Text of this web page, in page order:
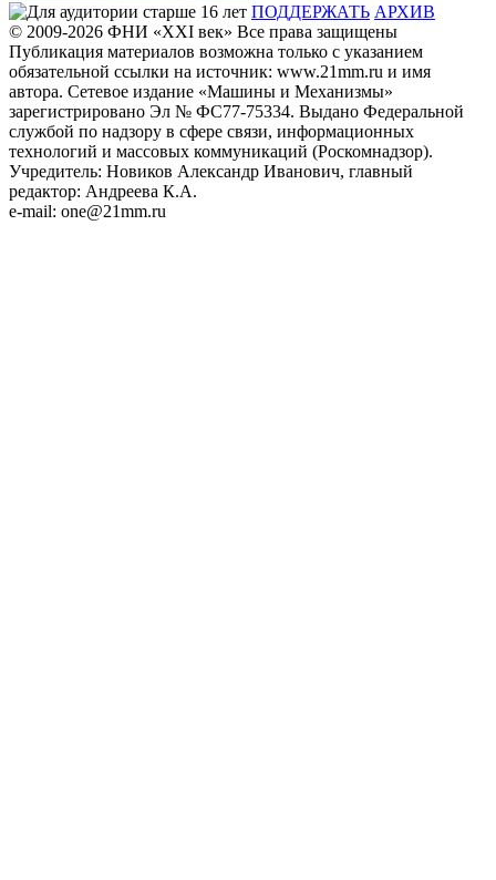
ПОДДЕРЖАТЬ АРХИВ
© 2009-2026 ФHИ «XXI век» Все права защищены
Публикация материалов возможна только с указанием
обязательной ссылки на источник: www.21mm.ru и имя
автора. Сетевое издание «Машины и Механизмы»
зарегистрировано Эл № ФС77-75334. Выдано Федеральной
службой по надзору в сфере связи, информационных
технологий и массовых коммуникаций (Роскомнадзор).
Учредитель: Новиков Александр Иванович, главный
редактор: Андреева К.А.
e-mail: one@21mm.ru